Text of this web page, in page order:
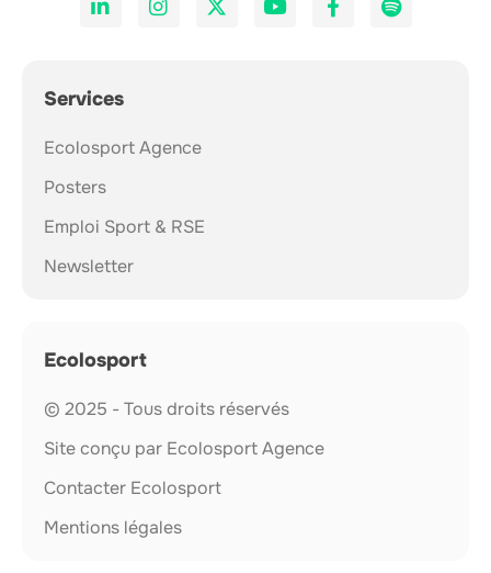
Services
Ecolosport Agence
Posters
Emploi Sport & RSE
Newsletter
Ecolosport
© 2025 - Tous droits réservés
Site conçu par Ecolosport Agence
Contacter Ecolosport
Mentions légales